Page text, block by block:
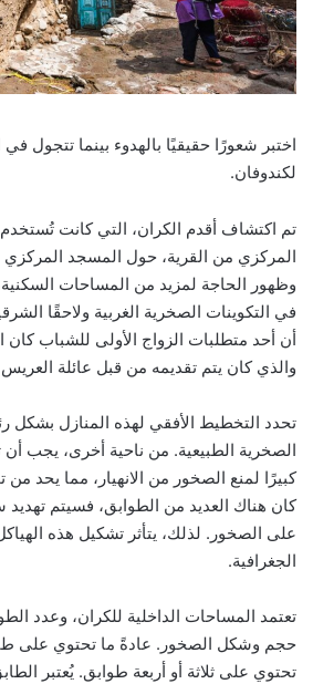
اختبر شعورًا حقيقيًا بالهدوء بينما تتجول في
لكندوفان.
تم اكتشاف أقدم الكران، التي كانت
المركزي من القرية، حول المسجد المركزي
وظهور الحاجة لمزيد من المساحات
في التكوينات الصخرية الغربية ولاحقًا
أن أحد متطلبات الزواج الأولى للشباب
والذي كان يتم تقديمه من قبل عائلة العريس
تحدد التخطيط الأفقي لهذه المنازل بشكل
الصخرية الطبيعية. من ناحية أخرى، يجب
كبيرًا لمنع الصخور من الانهيار، مما يحد من
كان هناك العديد من الطوابق، فسيتم تهديد
على الصخور. لذلك، يتأثر تشكيل هذه
الجغرافية.
تعتمد المساحات الداخلية للكران، وعدد
حجم وشكل الصخور. عادةً ما تحتوي على
تحتوي على ثلاثة أو أربعة طوابق. يُعتبر